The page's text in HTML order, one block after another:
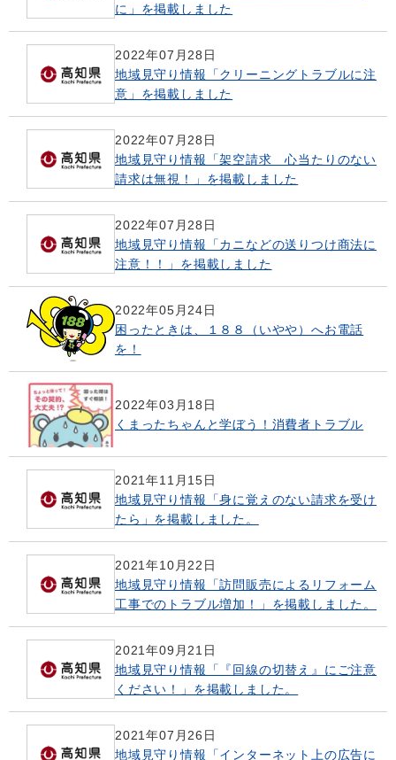
に」を掲載しました
2022年07月28日
地域見守り情報「クリーニングトラブルに注
意」を掲載しました
2022年07月28日
地域見守り情報「架空請求 心当たりのない
請求は無視！」を掲載しました
2022年07月28日
地域見守り情報「カニなどの送りつけ商法に
注意！！」を掲載しました
2022年05月24日
困ったときは、１８８（いやや）へお電話
を！
2022年03月18日
くまったちゃんと学ぼう！消費者トラブル
2021年11月15日
地域見守り情報「身に覚えのない請求を受け
たら」を掲載しました。
2021年10月22日
地域見守り情報「訪問販売によるリフォーム
工事でのトラブル増加！」を掲載しました。
2021年09月21日
地域見守り情報「『回線の切替え』にご注意
ください！」を掲載しました。
2021年07月26日
地域見守り情報「インターネット上の広告に